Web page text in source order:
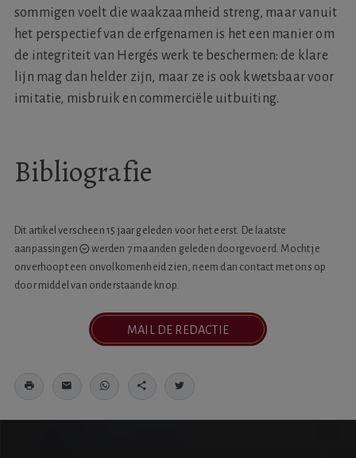
sommigen voelt die waakzaamheid streng, maar vanuit
het perspectief van de erfgenamen is het een manier om
de integriteit van Hergés werk te beschermen: de klare
lijn mag dan helder zijn, maar ze is ook kwetsbaar voor
imitatie, misbruik en commerciële uitbuiting.
Bibliografie
Dit artikel verscheen 15 jaar geleden voor het eerst. De laatste
aanpassingen
werden 7 maanden geleden doorgevoerd. Mocht je
onverhoopt een onvolkomenheid zien, neem dan contact met ons op
door middel van onderstaande knop.
MAIL DE REDACTIE